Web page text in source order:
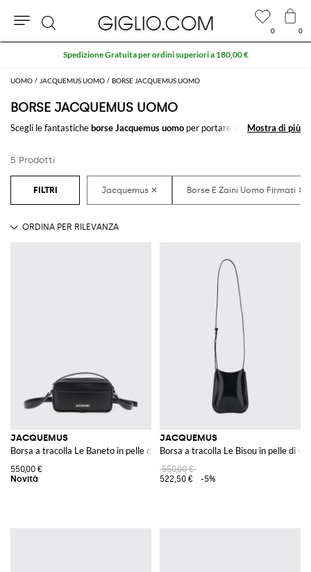
UOMO JACQUEMUS UOMO BORSE JACQUEMUS UOMO
BORSE JACQUEMUS UOMO
Scegli le fantasticheborse Jacquemus uomo per portare sempre con te
piace.
Scopri le ultime collezioni di borse Jacquemus uomo online su
Mostra di più
Mostra di più
5 Prodotti
JACQUEMUS
Borsa a tracolla Le Baneto in pelle di vitello liscia con logo
550,00 €
JACQUEMUS
Borsa a tracolla Le Bisou in pelle di
550,00 €
522,50 €
-5%
0 0
Cerca
Spedizione Gratuita per ordini superiori a 180,00 €